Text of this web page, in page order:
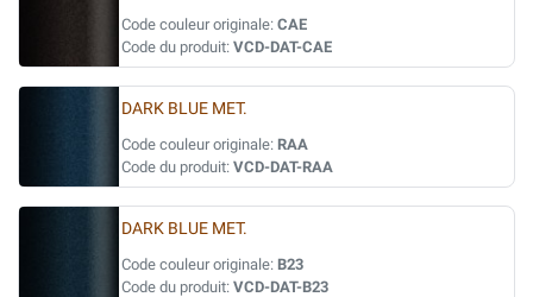
Code couleur originale: CAE
Code du produit: VCD-DAT-CAE
DARK BLUE MET.
Code couleur originale: RAA
Code du produit: VCD-DAT-RAA
DARK BLUE MET.
Code couleur originale: B23
Code du produit: VCD-DAT-B23